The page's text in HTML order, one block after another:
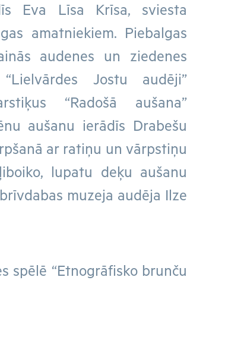
Eva Līsa Krīsa, sviesta
amatniekiem. Piebalgas
audenes un ziedenes
Jostu audēji”
“Radošā aušana”
aušanu ierādīs Drabešu
ar ratiņu un vārpstiņu
lupatu deķu aušanu
muzeja audēja Ilze
spēlē “Etnogrāfisko brunču